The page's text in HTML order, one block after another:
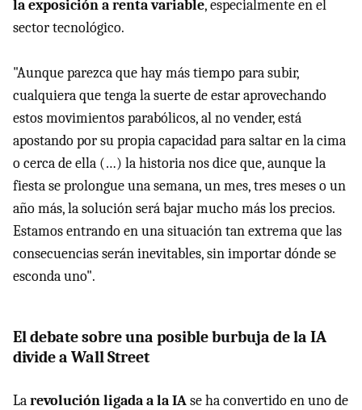
la exposición a renta variable, especialmente en el
sector tecnológico.
"Aunque parezca que hay más tiempo para subir,
cualquiera que tenga la suerte de estar aprovechando
estos movimientos parabólicos, al no vender, está
apostando por su propia capacidad para saltar en la cima
o cerca de ella (…) la historia nos dice que, aunque la
fiesta se prolongue una semana, un mes, tres meses o un
año más, la solución será bajar mucho más los precios.
Estamos entrando en una situación tan extrema que las
consecuencias serán inevitables, sin importar dónde se
esconda uno".
El debate sobre una posible burbuja de la IA
divide a Wall Street
Larevolución ligada a la IAse ha convertido en uno de